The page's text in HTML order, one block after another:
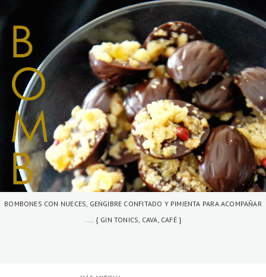
BOMBONES CON NUECES, GENGIBRE CONFITADO Y PIMIENTA PARA ACOMPAÑAR
.... { GIN TONICS, CAVA, CAFÉ }